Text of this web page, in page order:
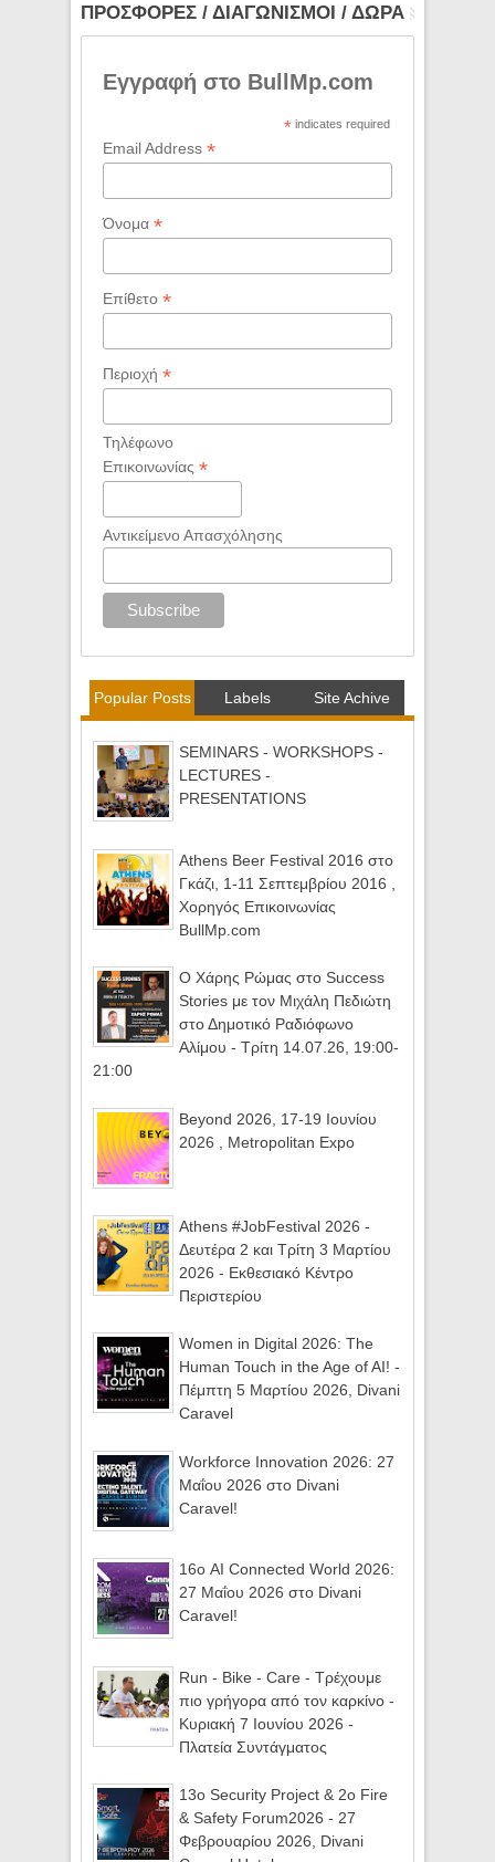
ΠΡΟΣΦΟΡΕΣ / ΔΙΑΓΩΝΙΣΜΟΙ / ΔΩΡΑ
Εγγραφή στο BullMp.com
*indicates required
Email Address *
Όνομα *
Επίθετο *
Περιοχή *
Τηλέφωνο
Επικοινωνίας *
Αντικείμενο Απασχόλησης
Popular Posts Labels Site Achive
SEMINARS - WORKSHOPS -
LECTURES -
PRESENTATIONS
Athens Beer Festival 2016 στο
Γκάζι, 1-11 Σεπτεμβρίου 2016 ,
Χορηγός Επικοινωνίας
BullMp.com
Ο Χάρης Ρώμας στο Success
Stories με τον Μιχάλη Πεδιώτη
στο Δημοτικό Ραδιόφωνο
Αλίμου - Τρίτη 14.07.26, 19:00-
21:00
Beyond 2026, 17-19 Ιουνίου
2026 , Metropolitan Expo
Athens #JobFestival 2026 -
Δευτέρα 2 και Τρίτη 3 Μαρτίου
2026 - Εκθεσιακό Κέντρο
Περιστερίου
Women in Digital 2026: The
Human Touch in the Age of AI! -
Πέμπτη 5 Μαρτίου 2026, Divani
Caravel
Workforce Innovation 2026: 27
Μαΐου 2026 στο Divani
Caravel!
16ο AI Connected World 2026:
27 Μαΐου 2026 στο Divani
Caravel!
Run - Bike - Care - Τρέχουμε
πιο γρήγορα από τον καρκίνο -
Κυριακή 7 Ιουνίου 2026 -
Πλατεία Συντάγματος
13ο Security Project & 2ο Fire
& Safety Forum2026 - 27
Φεβρουαρίου 2026, Divani